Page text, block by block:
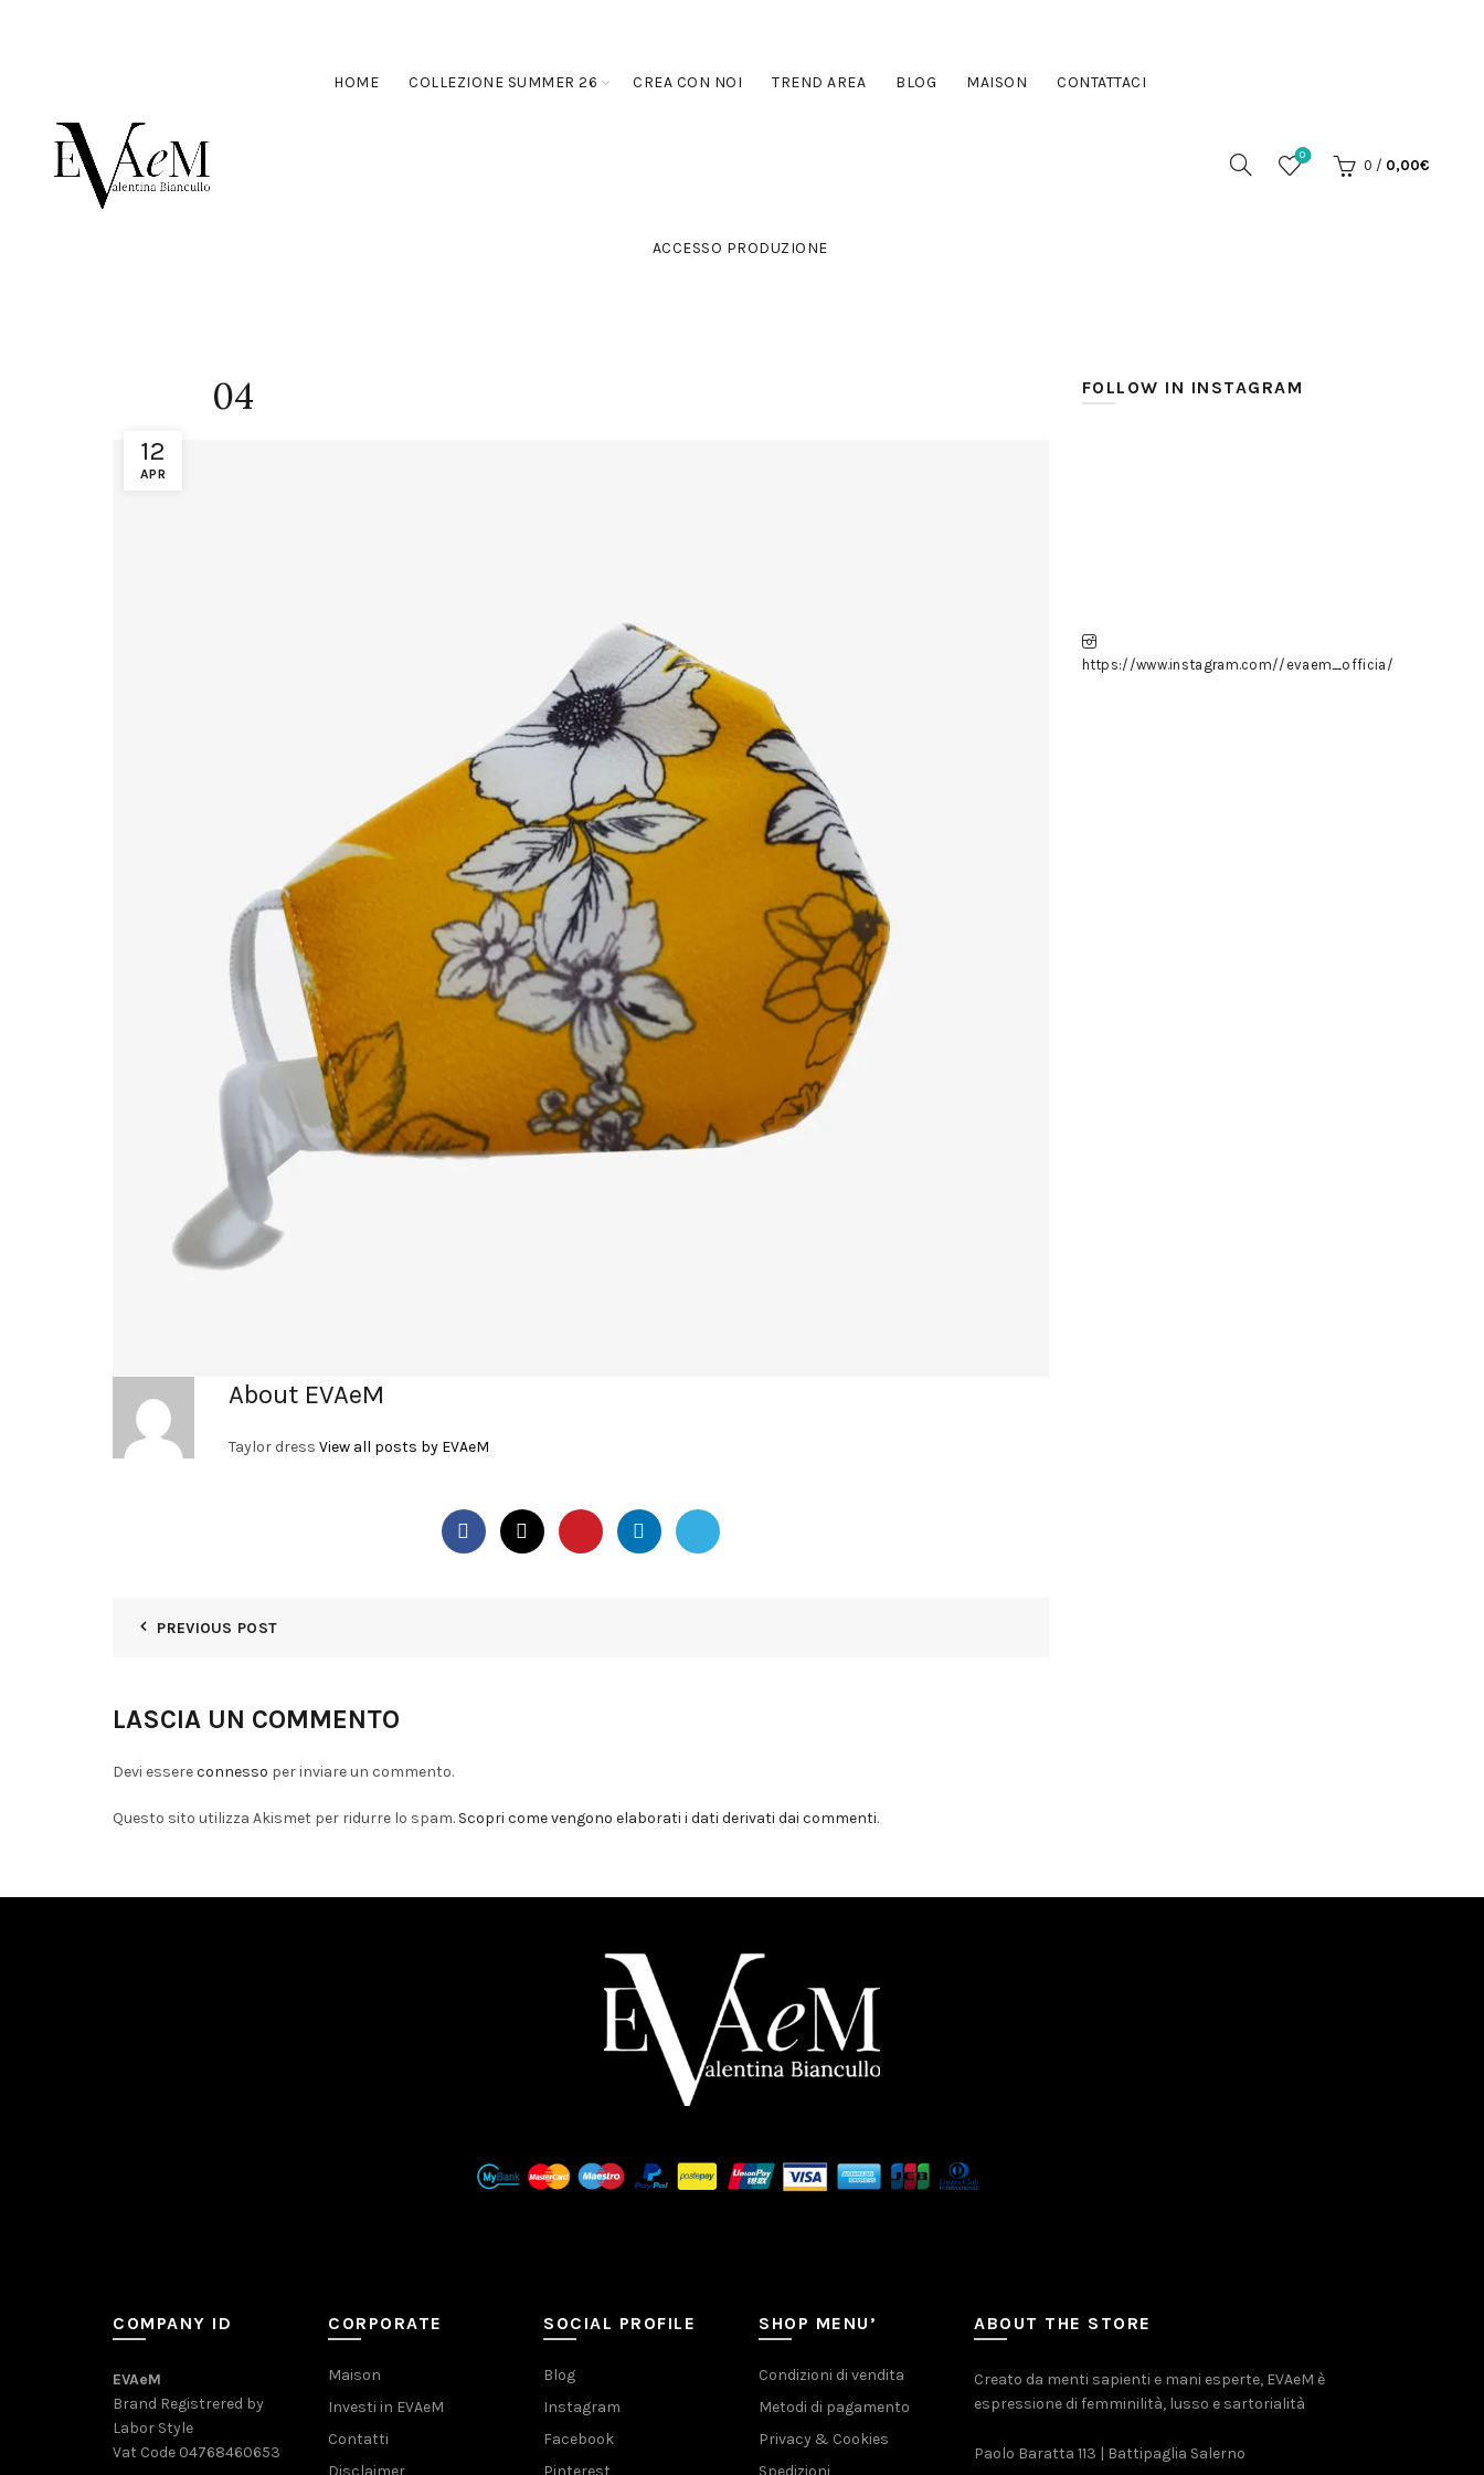
HOME COLLEZIONE SUMMER 26 CREA CON NOI TREND AREA BLOG MAISON CONTATTACI
ACCESSO PRODUZIONE
0
0 / 0,00€
12
APR
04
About EVAeM
Taylor dress View all posts by EVAeM
PREVIOUS POST
LASCIA UN COMMENTO
Devi essereconnesso per inviare un commento.
Questo sito utilizza Akismet per ridurre lo spam. Scopri come vengono elaborati i dati derivati dai commenti.
FOLLOW IN INSTAGRAM
https://www.instagram.com//evaem_officia/
COMPANY ID
EVAeM
Brand Registrered by
Labor Style
Vat Code 04768460653
CORPORATE
Maison
Investi in EVAeM
Contatti
Disclaimer
SOCIAL PROFILE
Blog
Instagram
Facebook
Pinterest
SHOP MENU’
Condizioni di vendita
Metodi di pagamento
Privacy & Cookies
Spedizioni
ABOUT THE STORE
Creato da menti sapienti e mani esperte, EVAeM è
espressione di femminilità, lusso e sartorialità
Paolo Baratta 113 | Battipaglia Salerno